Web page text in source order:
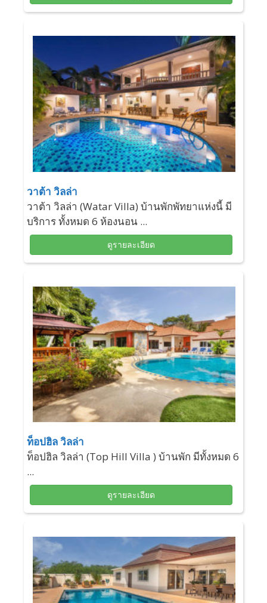
วาต้า วิลล่า
วาต้า วิลล่า (Watar Villa) บ้านพักพัทยาแห่งนี้ มี
บริการ ทั้งหมด 6 ห้องนอน ...
ดูรายละเอียด
ท็อปฮิล วิลล่า
ท็อปฮิล วิลล่า (Top Hill Villa ) บ้านพัก มีทั้งหมด 6
...
ดูรายละเอียด